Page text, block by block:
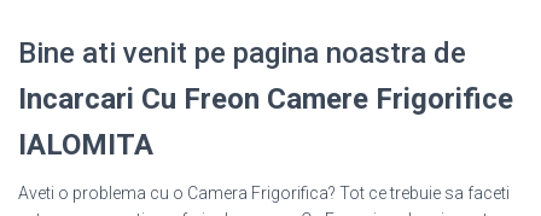
Bine ati venit pe pagina noastra de
Incarcari Cu Freon Camere Frigorifice
IALOMITA
Aveti o problema cu o Camera Frigorifica? Tot ce trebuie sa faceti